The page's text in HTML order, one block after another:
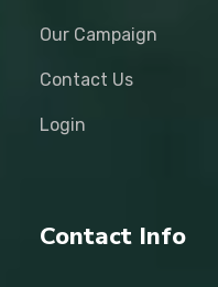
Our Campaign
Contact Us
Login
Contact Info